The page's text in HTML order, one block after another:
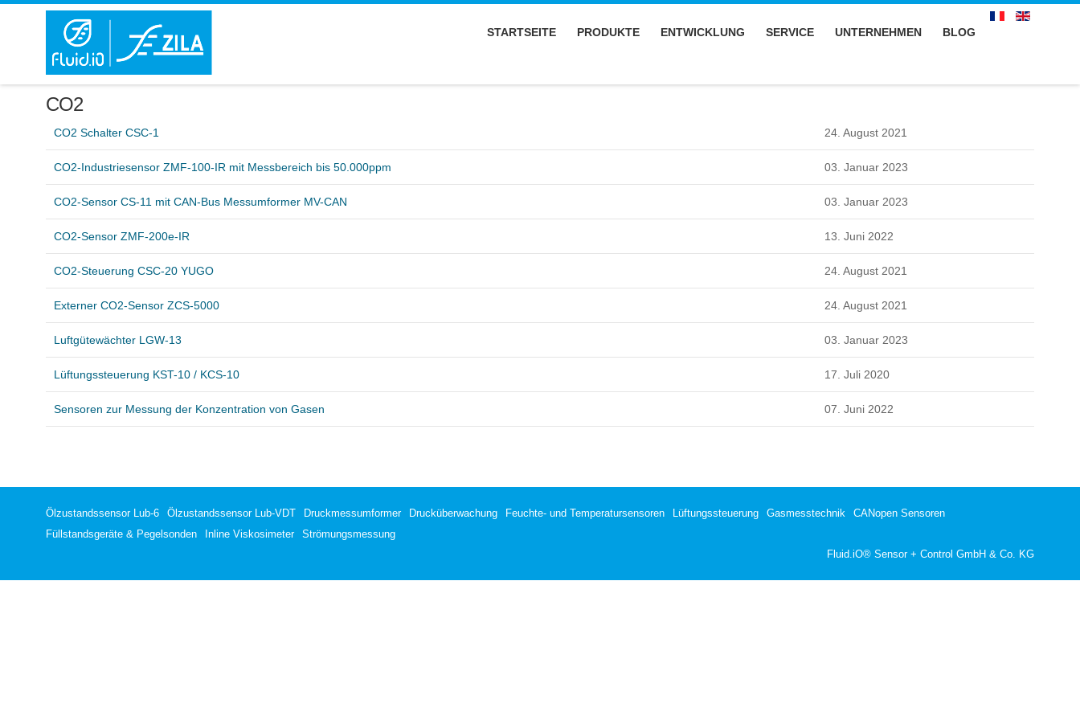
CO2
CO2 Schalter CSC-1 24. August 2021
CO2-Industriesensor ZMF-100-IR mit Messbereich bis 50.000ppm 03. Januar 2023
CO2-Sensor CS-11 mit CAN-Bus Messumformer MV-CAN 03. Januar 2023
CO2-Sensor ZMF-200e-IR 13. Juni 2022
CO2-Steuerung CSC-20 YUGO 24. August 2021
Externer CO2-Sensor ZCS-5000 24. August 2021
Luftgütewächter LGW-13 03. Januar 2023
Lüftungssteuerung KST-10 / KCS-10 17. Juli 2020
Sensoren zur Messung der Konzentration von Gasen 07. Juni 2022
Ölzustandssensor Lub-6 Ölzustandssensor Lub-VDT Druckmessumformer Drucküberwachung Feuchte- und Temperatursensoren Lüftungssteuerung Gasmesstechnik
CANopen Sensoren
Füllstandsgeräte & Pegelsonden
Inline Viskosimeter
Strömungsmessung
Fluid.iO® Sensor + Control GmbH & Co. KG
STARTSEITE PRODUKTE ENTWICKLUNG SERVICE UNTERNEHMEN BLOG